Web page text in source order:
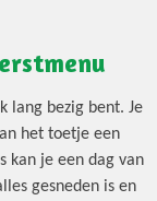
lang bezig bent. Je
het toetje een
kan je een dag van
gesneden is en